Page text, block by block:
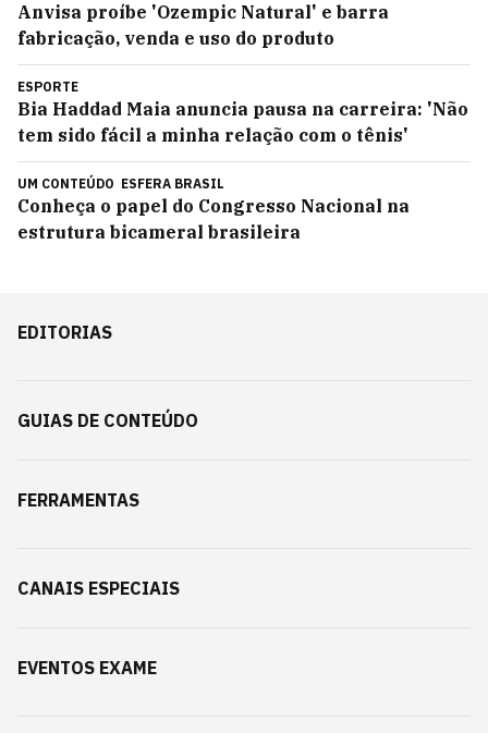
Anvisa proíbe 'Ozempic Natural' e barra
fabricação, venda e uso do produto
ESPORTE
Bia Haddad Maia anuncia pausa na carreira: 'Não
tem sido fácil a minha relação com o tênis'
UM CONTEÚDO ESFERA BRASIL
Conheça o papel do Congresso Nacional na
estrutura bicameral brasileira
EDITORIAS
GUIAS DE CONTEÚDO
FERRAMENTAS
CANAIS ESPECIAIS
EVENTOS EXAME